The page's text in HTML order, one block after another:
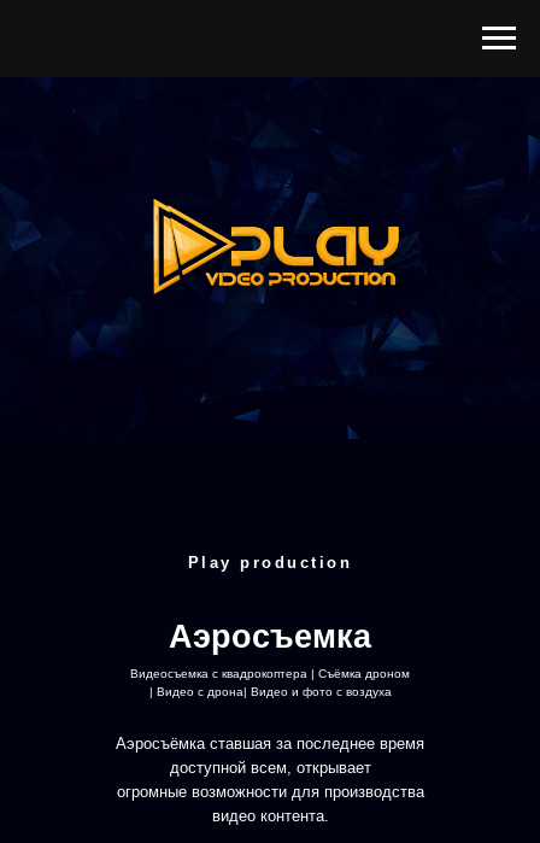
Аэросъемка
Видеосъемка с квадрокоптера | Съёмка дроном
| Видео с дрона| Видео и фото с воздуха
Play production
Аэросъёмка ставшая за последнее время
доступной всем, открывает
огромные возможности для производства
видео контента.